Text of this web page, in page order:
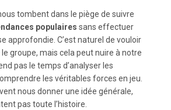
tombent dans le piège de suivre
populaires sans effectuer
approfondie. C’est naturel de vouloir
groupe, mais cela peut nuire à notre
pas le temps d’analyser les
les véritables forces en jeu.
nous donner une idée générale,
pas toute l’histoire.